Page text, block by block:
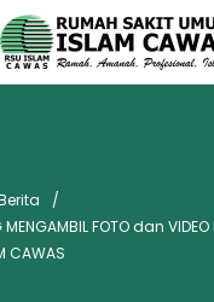
/
MENGAMBIL FOTO dan VIDEO
CAWAS